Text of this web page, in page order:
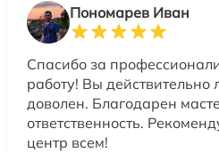
Пономарев Иван
Спасибо за
работу! Вы действительно
доволен. Благодарен
ответственность.
центр всем!